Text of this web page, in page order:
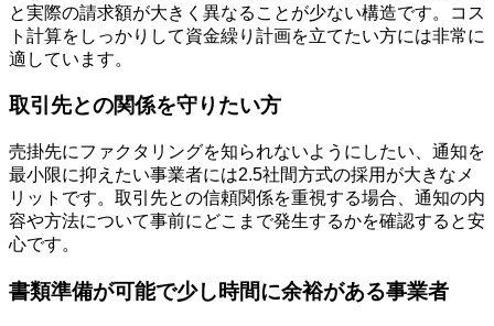
と実際の請求額が大きく異なることが少ない構造です。コス
ト計算をしっかりして資金繰り計画を立てたい方には非常に
適しています。
取引先との関係を守りたい方
売掛先にファクタリングを知られないようにしたい、通知を
最小限に抑えたい事業者には2.5社間方式の採用が大きなメ
リットです。取引先との信頼関係を重視する場合、通知の内
容や方法について事前にどこまで発生するかを確認すると安
心です。
書類準備が可能で少し時間に余裕がある事業者